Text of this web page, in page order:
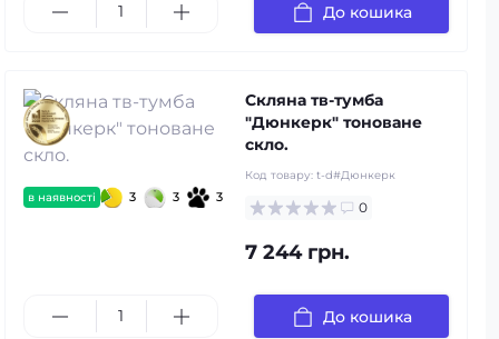
До кошика
в наявності 3 3 3
Скляна тв-тумба
"Дюнкерк" тоноване
скло.
Код товару: t-d#Дюнкерк
0
7 244 грн.
До кошика